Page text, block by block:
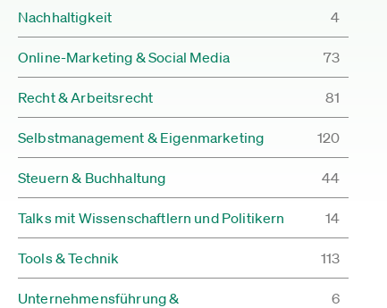
Nachhaltigkeit 4
Online-Marketing & Social Media 73
Recht & Arbeitsrecht 81
Selbstmanagement & Eigenmarketing 120
Steuern & Buchhaltung 44
Talks mit Wissenschaftlern und Politikern 14
Tools & Technik 113
Unternehmensführung &
6